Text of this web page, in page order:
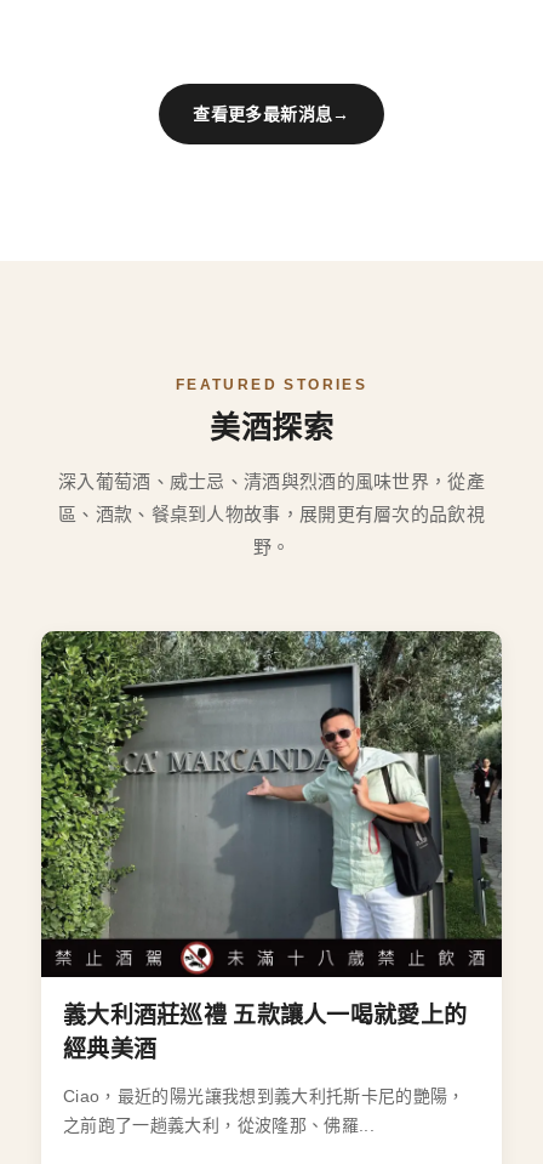
查看更多最新消息→
FEATURED STORIES
美酒探索
深入葡萄酒、威士忌、清酒與烈酒的風味世界，從產
區、酒款、餐桌到人物故事，展開更有層次的品飲視
野。
義大利酒莊巡禮 五款讓人一喝就愛上的
經典美酒
Ciao，最近的陽光讓我想到義大利托斯卡尼的艷陽，
之前跑了一趟義大利，從波隆那、佛羅...